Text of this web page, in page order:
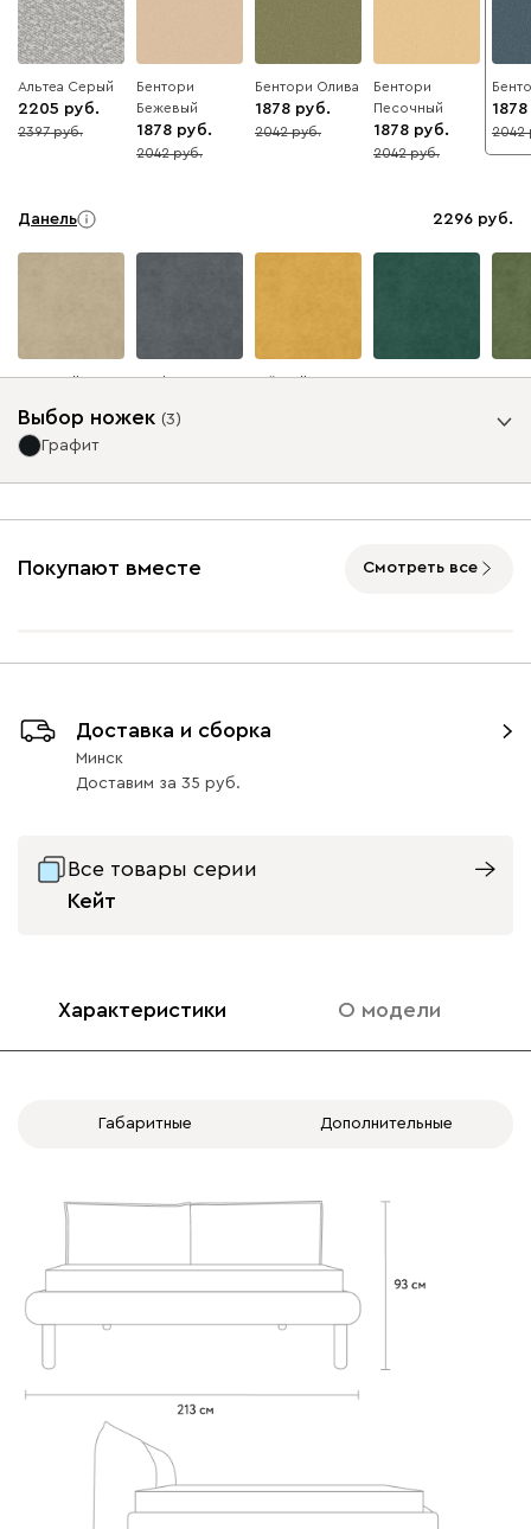
Альтеа Серый
2205
8
2397
Бентори
Бежевый
1878
8
2042
Бентори Олива
1878
8
2042
Бентори
Песочный
1878
8
2042
1878
8
2042
Данель 2296
Бежевый Графит Жёлтый Изумруд
Бентори
Графит Кофе
Геста
Выбор ножек (3)
Графит
42
Покупают вместе Смотреть все
Доставка и сборка
Минск
Доставим за 35
Все товары серии
Кейт
Характеристики О модели
Габаритные Дополнительные